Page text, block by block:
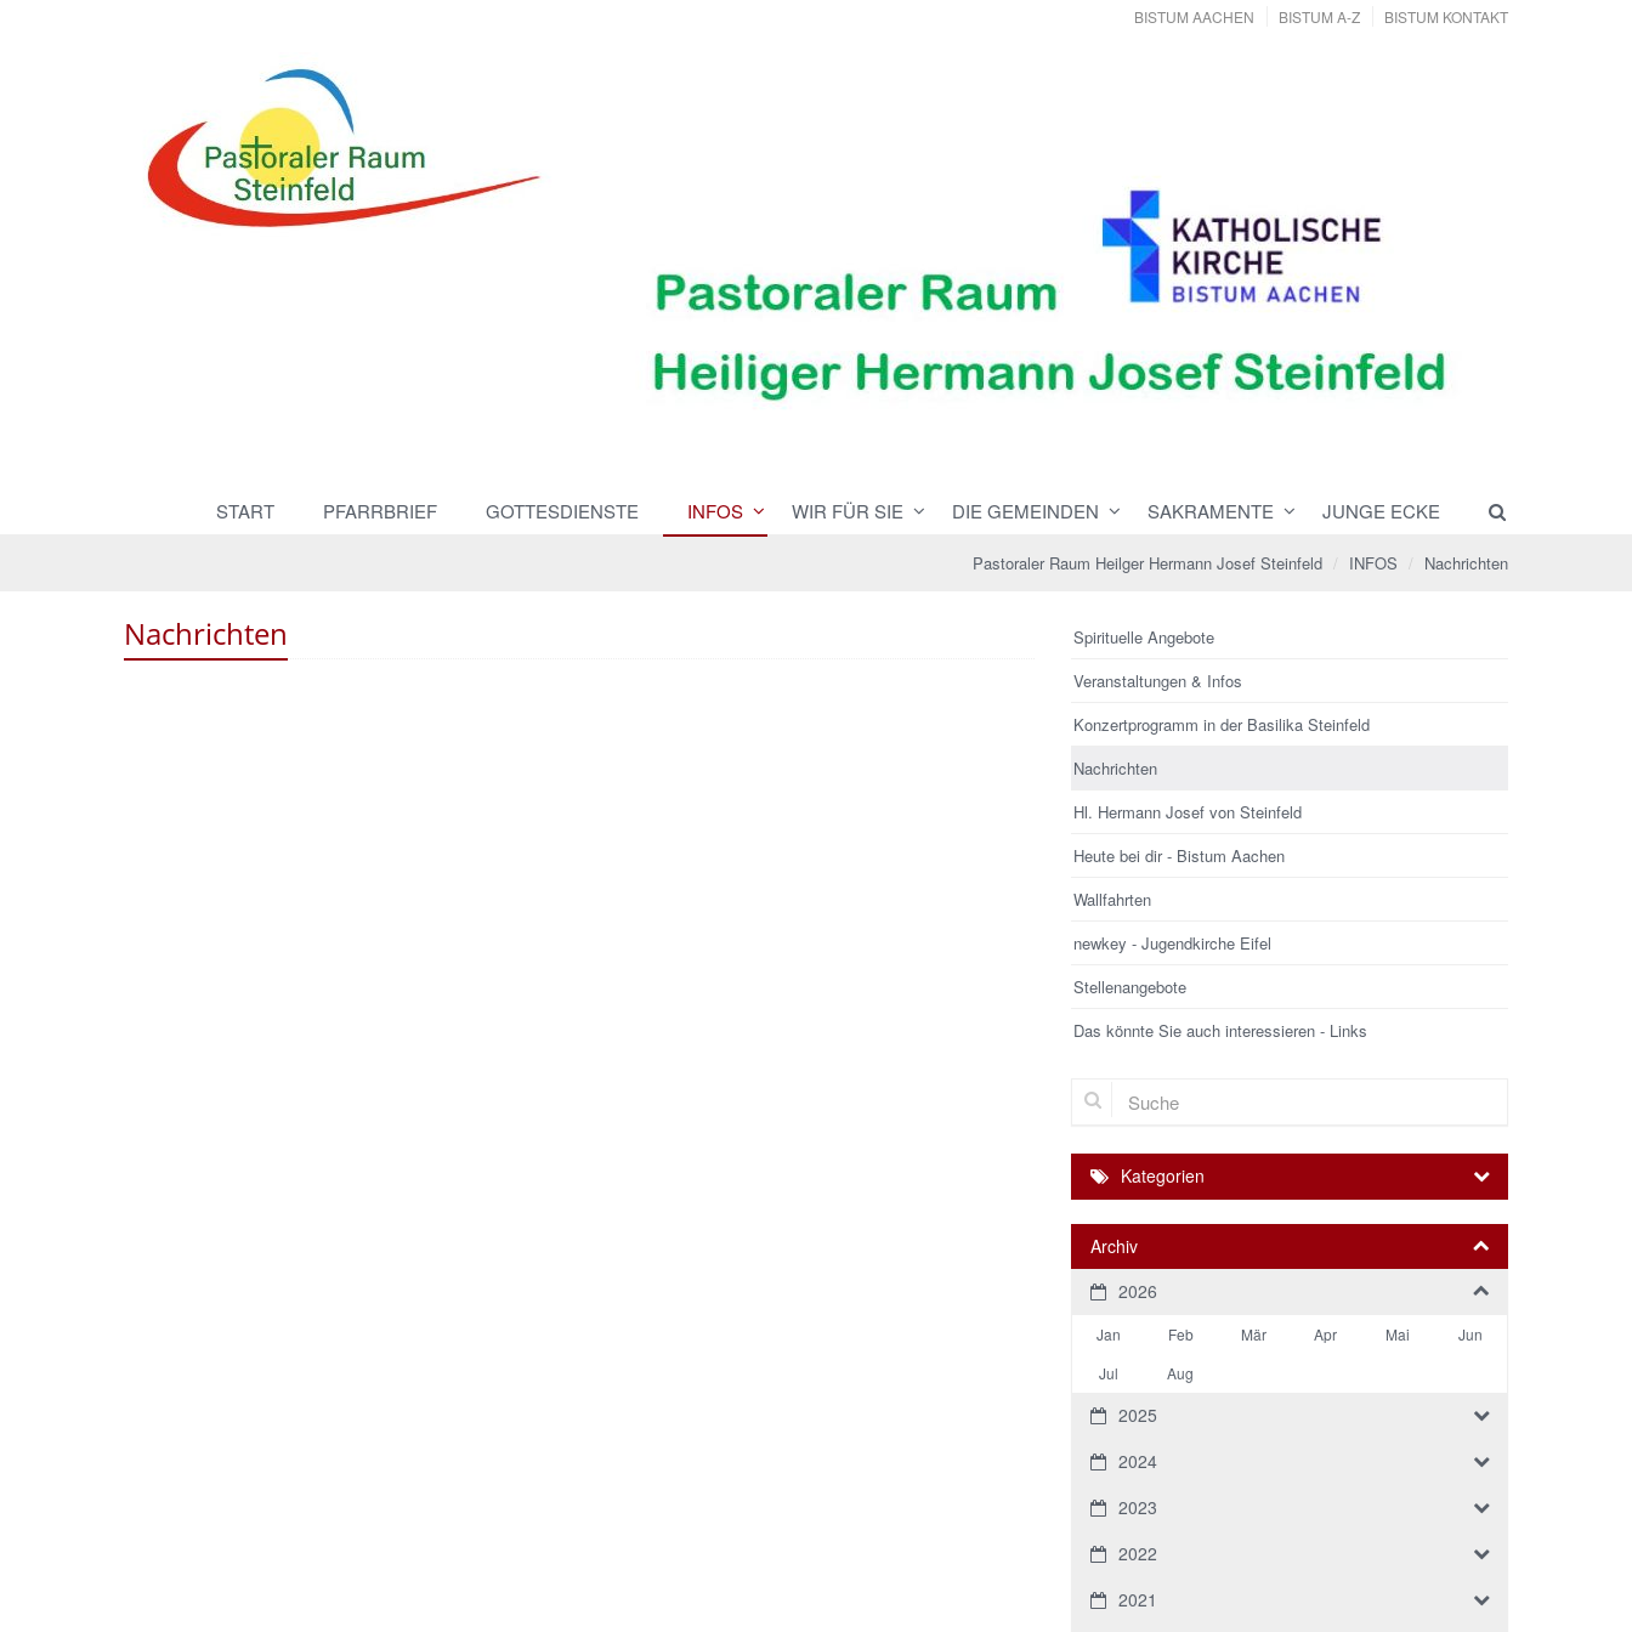
BISTUM AACHEN BISTUM A-Z BISTUM KONTAKT
START PFARRBRIEF GOTTESDIENSTE INFOS WIR FÜR SIE DIE GEMEINDEN SAKRAMENTE JUNGE ECKE
Pastoraler Raum Heilger Hermann Josef Steinfeld INFOS Nachrichten
Nachrichten
Spirituelle Angebote
Veranstaltungen & Infos
Konzertprogramm in der Basilika Steinfeld
Nachrichten
Hl. Hermann Josef von Steinfeld
Heute bei dir - Bistum Aachen
Wallfahrten
newkey - Jugendkirche Eifel
Stellenangebote
Das könnte Sie auch interessieren - Links
Suche
Kategorien
Archiv
2026
Jan Feb Mär Apr Mai
Jun
Jul
Aug
2025
2024
2023
2022
2021